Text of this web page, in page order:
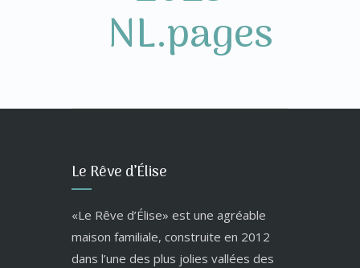
NL.pages
Le Rêve d’Élise
«Le Rêve d’Élise» est une agréable
maison familiale, construite en 2012
dans l’une des plus jolies vallées des